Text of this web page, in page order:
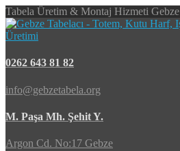
Tabela Üretim & Montaj Hizmeti Gebze
0262 643 81 82
info@gebzetabela.org
M. Paşa Mh. Şehit Y.
Argon Cd. No:17 Gebze